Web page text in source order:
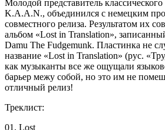
Молодой представитель
K.A.A.N., объединился с немецким
совместного релиза. Результатом их
альбом «Lost in Translation»,
Damu The Fudgemunk. Пластинка не
название «Lost in Translation» (рус.
как музыканты все же ощущали
барьер межу собой, но это им не
отличный релиз!
Треклист:
01. Lost